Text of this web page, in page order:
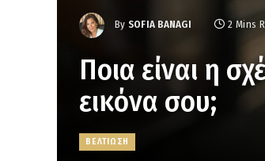
By SOFIA BANAGI 2 Mins
Ποια είναι η
εικόνα σου;
ΒΕΛΤΙΩΣΗ